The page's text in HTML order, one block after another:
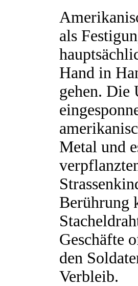
als
Hand in
gehen. Die
Metal und
Berührung
Geschäfte
den
Verbleib.